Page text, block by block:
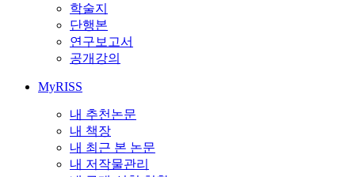
학술지
단행본
연구보고서
공개강의
MyRISS
내 추천논문
내 책장
내 최근 본 논문
내 저작물관리